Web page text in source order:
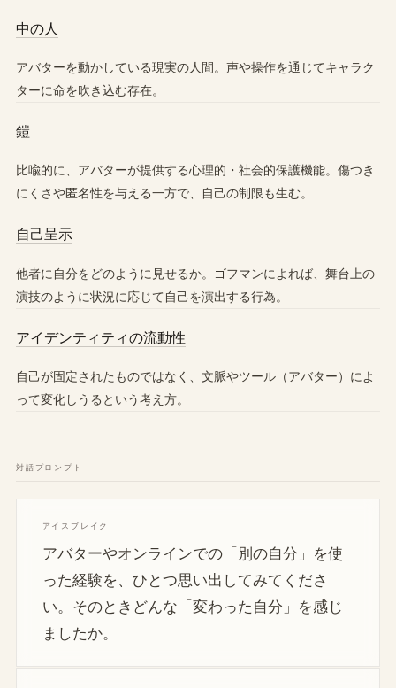
中の人
アバターを動かしている現実の人間。声や操作を通じてキャラク
ターに命を吹き込む存在。
鎧
比喩的に、アバターが提供する心理的・社会的保護機能。傷つき
にくさや匿名性を与える一方で、自己の制限も生む。
自己呈示
他者に自分をどのように見せるか。ゴフマンによれば、舞台上の
演技のように状況に応じて自己を演出する行為。
アイデンティティの流動性
自己が固定されたものではなく、文脈やツール（アバター）によ
って変化しうるという考え方。
対話プロンプト
アイスブレイク
アバターやオンラインでの「別の自分」を使
った経験を、ひとつ思い出してみてくださ
い。そのときどんな「変わった自分」を感じ
ましたか。